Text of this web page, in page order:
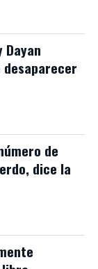
de
dice la